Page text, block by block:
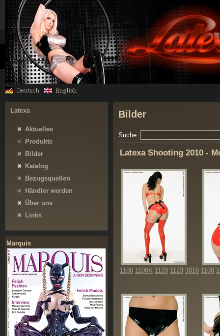
Latexa
Aktuelles
Produkte
Bilder
Katalog
Bezugsquellen
Händler werden
Über uns
Links
Marquis
Bilder
Suche:
Latexa Shooting 2010 -
1100 1108K 1120 1123 3016 1100